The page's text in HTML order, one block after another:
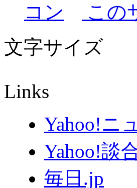
この
文字サイズ
Links
Yahoo!ニ
Yahoo!談
毎日.jp